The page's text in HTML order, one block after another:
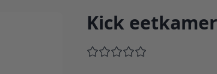
Kick